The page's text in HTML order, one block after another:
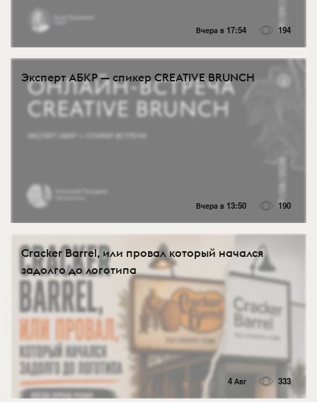
Вчера в 17:54 194
Эксперт АБКР — спикер CREATIVE BRUNCH
Вчера в 13:50 190
Cracker Barrel, или провал который начался
задолго до логотипа
4 Авг 333